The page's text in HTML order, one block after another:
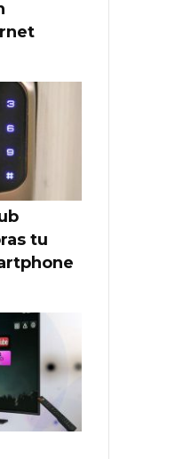
tu